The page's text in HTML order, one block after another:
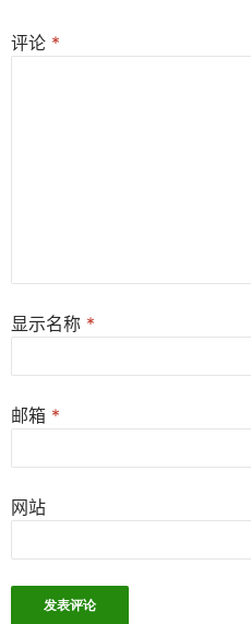
评论 *
显示名称 *
邮箱 *
网站